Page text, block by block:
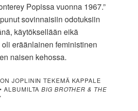
Popissa vuonna 1967.”
sovinnaisiin odotuksiin
käytöksellään eikä
eräänlainen feministinen
naisen kehossa.
JOPLININ TEKEMÄ KAPPALE
ALBUMILTABIG BROTHER & THE